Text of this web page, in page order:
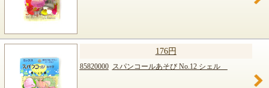
176円
85820000 スパンコールあそび No.12 シェル